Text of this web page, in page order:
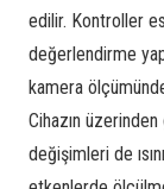
edilir. Kontroller
değerlendirme
kamera
Cihazın üzerinden
değişimleri de